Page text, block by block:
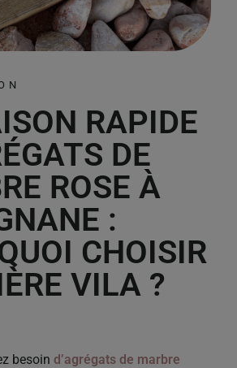
RAPIDE
DE
ROSE À
:
CHOISIR
VILA ?
besoin d’agrégats de marbre